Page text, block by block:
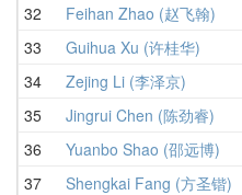
32 Feihan Zhao (赵飞翰)
33 Guihua Xu (许桂华)
34 Zejing Li (李泽京)
35 Jingrui Chen (陈劲睿)
36 Yuanbo Shao (邵远博)
37 Shengkai Fang (方圣锴)